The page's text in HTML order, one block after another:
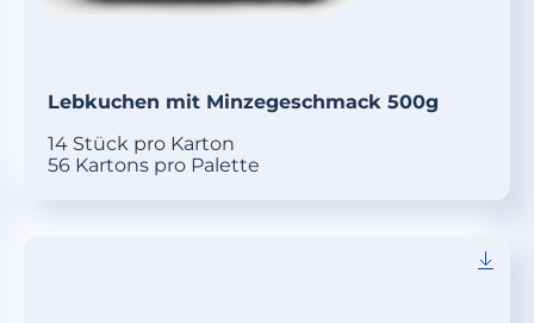
Lebkuchen mit Minzegeschmack 500g
14 Stück pro Karton
56 Kartons pro Palette